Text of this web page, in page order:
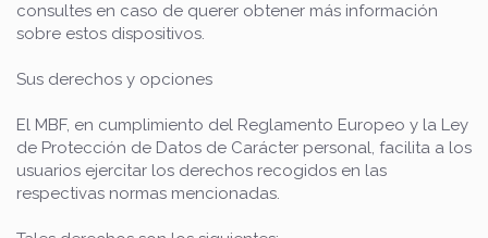
consultes en caso de querer obtener más información
sobre estos dispositivos.
Sus derechos y opciones
El MBF, en cumplimiento del Reglamento Europeo y la Ley
de Protección de Datos de Carácter personal, facilita a los
usuarios ejercitar los derechos recogidos en las
respectivas normas mencionadas.